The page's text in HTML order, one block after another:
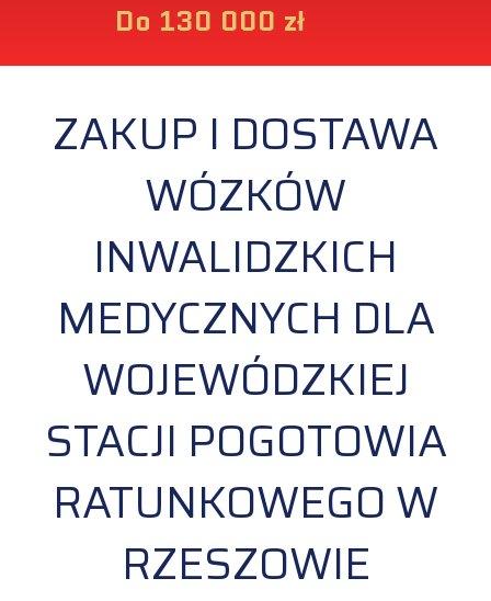
Do 130 000 zł
ZAKUP I DOSTAWA
WÓZKÓW
INWALIDZKICH
MEDYCZNYCH DLA
WOJEWÓDZKIEJ
STACJI POGOTOWIA
RATUNKOWEGO W
RZESZOWIE